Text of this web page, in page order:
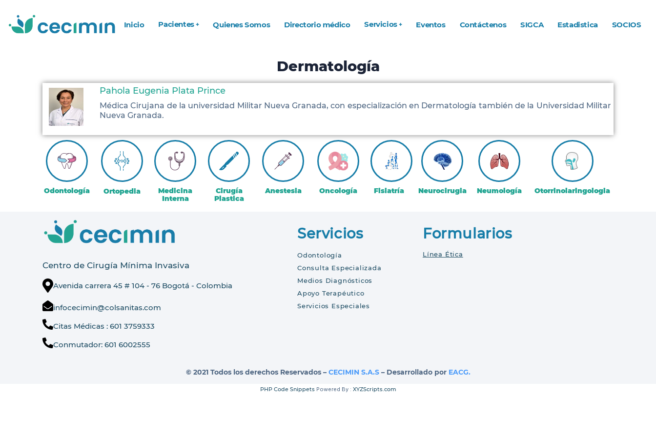
Inicio Pacientes Quienes Somos Directorio médico Servicios Eventos Contáctenos SIGCA Estadistica SOCIOS
Dermatología
Pahola Eugenia Plata Prince
Médica Cirujana de la universidad Militar Nueva Granada, con especialización en Dermatología también de la Universidad Militar
Nueva Granada.
Odontología Ortopedia
Medicina
Interna
Cirugía
Plastica
Anestesia Oncología Fisiatría Neurocirugia Neumología Otorrinolaringologia
Centro de Cirugía Mínima Invasiva
Avenida carrera 45 # 104 - 76 Bogotá - Colombia
infocecimin@colsanitas.com
Citas Médicas : 601 3759333
Conmutador: 601 6002555
Servicios
Odontología
Consulta Especializada
Medios Diagnósticos
Apoyo Terapéutico
Servicios Especiales
Formularios
Línea Ética
© 2021 Todos los derechos Reservados – CECIMIN S.A.S– Desarrollado por EACG.
PHP Code SnippetsPowered By : XYZScripts.com